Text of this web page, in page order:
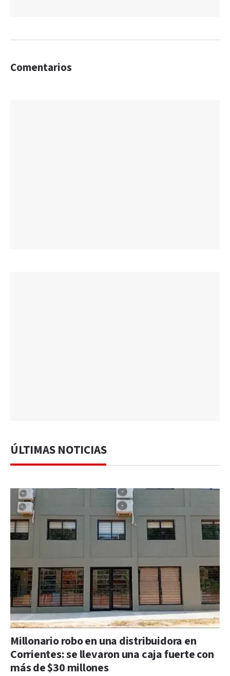
Comentarios
ÚLTIMAS NOTICIAS
Millonario robo en una distribuidora en
Corrientes: se llevaron una caja fuerte con
más de $30 millones